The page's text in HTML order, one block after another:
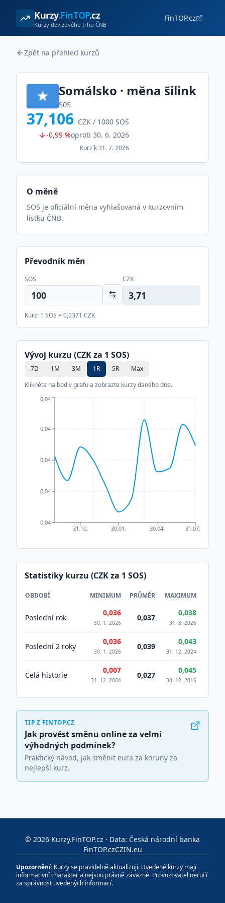
Kurzy.FinTOP.cz
Kurzy devizového trhu ČNB
FinTOP.cz
Zpět na přehled kurzů
Somálsko · měna šilink
SOS
37,106 CZK / 1000 SOS
-0,99 %oproti 30. 6. 2026
Kurz k31. 7. 2026
O měně
SOS je oficiální měna vyhlašovaná v kurzovním
lístku ČNB.
Převodník měn
SOS CZK
3,71
Kurz: 1 SOS =0,0371 CZK
Vývoj kurzu (CZK za 1 SOS)
7D 1M 3M 1R 5R
Max
Klikněte na bod v grafu a zobrazte kurzy daného dne.
31.10. 30.01. 30.04. 31.07.
0,04
0,04
0,04
0,04
0,04
Statistiky kurzu (CZK za 1 SOS)
OBDOBÍ MINIMUM PRŮMĚR MAXIMUM
Poslední rok
0,036
30. 1. 2026
0,037
0,038
31. 3. 2026
Poslední 2 roky
0,036
30. 1. 2026
0,039
0,043
31. 12. 2024
Celá historie
0,007
31. 12. 2004
0,027
0,045
30. 12. 2016
TIP Z FINTOP.CZ
Jak provést směnu online za velmi
výhodných podmínek?
Praktický návod, jak směnit eura za koruny za
nejlepší kurz.
© 2026 Kurzy.FinTOP.cz · Data: Česká národní banka
FinTOP.czCZIN.eu
Upozornění: Kurzy se pravidelně aktualizují. Uvedené kurzy mají
informativní charakter a nejsou právně závazné. Provozovatel neručí
za správnost uvedených informací.